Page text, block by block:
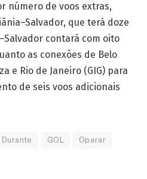
número de voos extras,
que terá doze
contará com oito
as conexões de Belo
e Rio de Janeiro (GIG) para
de seis voos adicionais
Durante GOL Operar